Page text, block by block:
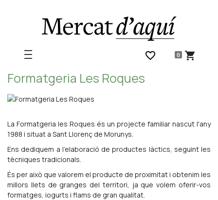
favorite_border 0 shopping_cart
Formatgeria Les Roques
La Formatgeria les Roques és un projecte familiar nascut l'any
1988 i situat a Sant Llorenç de Morunys.
Ens dediquem a l'elaboració de productes làctics, seguint les
tècniques tradicionals.
És per això que valorem el producte de proximitat i obtenim les
millors llets de granges del territori, ja que volem oferir-vos
formatges, iogurts i flams de gran qualitat.